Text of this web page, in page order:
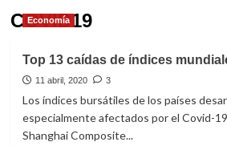
COVID19
Economía
Top 13 caídas de índices
11 abril, 2020 3
Los índices bursátiles de los países
especialmente afectados por el Covid-
Shanghai Composite...